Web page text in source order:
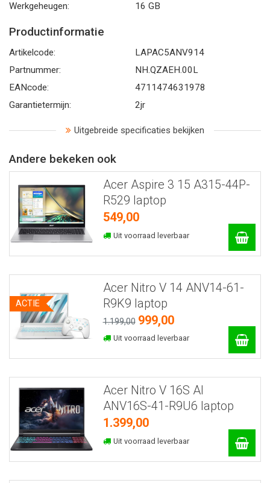
Werkgeheugen:
16 GB
Productinformatie
Artikelcode:
LAPAC5ANV914
Partnummer:
NH.QZAEH.00L
EANcode:
4711474631978
Garantietermijn:
2jr
Uitgebreide specificaties bekijken
Andere bekeken ook
Acer Aspire 3 15 A315-44P-
R529 laptop
549,00
Uit voorraad leverbaar
Acer Nitro V 14 ANV14-61-
R9K9 laptop
1.199,00 999,00
Uit voorraad leverbaar
ACTIE
Acer Nitro V 16S AI
ANV16S-41-R9U6 laptop
1.399,00
Uit voorraad leverbaar